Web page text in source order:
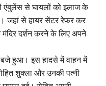
एंबुलेंस से घायलों को इलाज के
जहां से हायर सेंटर रेफर कर
मंदिर दर्शन करने के लिए अपने
बजे हुआ। इस हादसे में वाहन में
शुक्ला और उनकी पत्नी